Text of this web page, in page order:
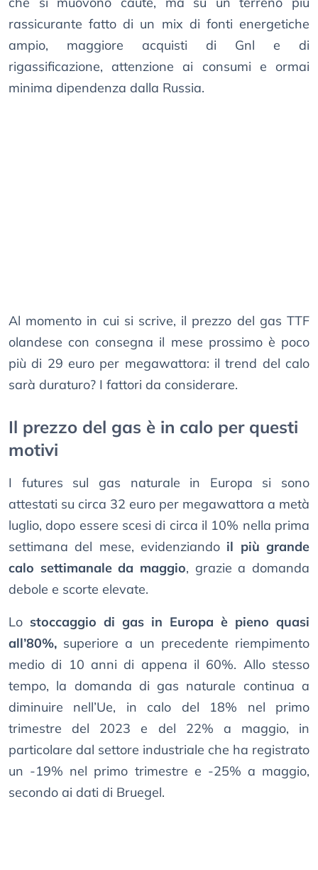
rassicurante fatto di un mix di fonti energetiche
ampio, maggiore acquisti di Gnl e di
rigassificazione, attenzione ai consumi e ormai
minima dipendenza dalla Russia.
Al momento in cui si scrive, il prezzo del gas TTF
olandese con consegna il mese prossimo è poco
più di 29 euro per megawattora: il trend del calo
sarà duraturo? I fattori da considerare.
Il prezzo del gas è in calo per questi
motivi
I futures sul gas naturale in Europa si sono
attestati su circa 32 euro per megawattora a metà
luglio, dopo essere scesi di circa il 10% nella prima
settimana del mese, evidenziando il più grande
calo settimanale da maggio, grazie a domanda
debole e scorte elevate.
Lo stoccaggio di gas in Europa è pieno quasi
all’80%, superiore a un precedente riempimento
medio di 10 anni di appena il 60%. Allo stesso
tempo, la domanda di gas naturale continua a
diminuire nell’Ue, in calo del 18% nel primo
trimestre del 2023 e del 22% a maggio, in
particolare dal settore industriale che ha registrato
un -19% nel primo trimestre e -25% a maggio,
secondo ai dati di Bruegel.